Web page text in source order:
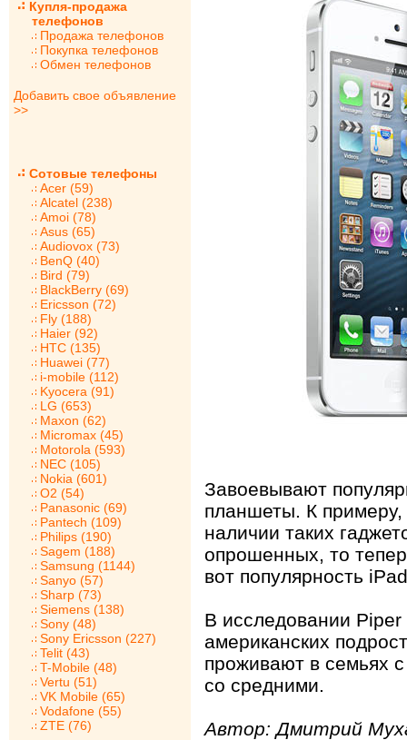
Купля-продажа
телефонов
Продажа телефонов
Покупка телефонов
Обмен телефонов
Добавить свое объявление
>>
Сотовые телефоны
Acer (59)
Alcatel (238)
Amoi (78)
Asus (65)
Audiovox (73)
BenQ (40)
Bird (79)
BlackBerry (69)
Ericsson (72)
Fly (188)
Haier (92)
HTC (135)
Huawei (77)
i-mobile (112)
Kyocera (91)
LG (653)
Maxon (62)
Micromax (45)
Motorola (593)
NEC (105)
Nokia (601)
O2 (54)
Panasonic (69)
Pantech (109)
Philips (190)
Sagem (188)
Samsung (1144)
Sanyo (57)
Sharp (73)
Siemens (138)
Sony (48)
Sony Ericsson (227)
Telit (43)
T-Mobile (48)
Vertu (51)
VK Mobile (65)
Vodafone (55)
ZTE (76)
Завоевывают
планшеты. К
наличии таких
опрошенных, то
вот популярность
В исследовании
американских
проживают в семьях
со средними.
Автор: Дмитрий